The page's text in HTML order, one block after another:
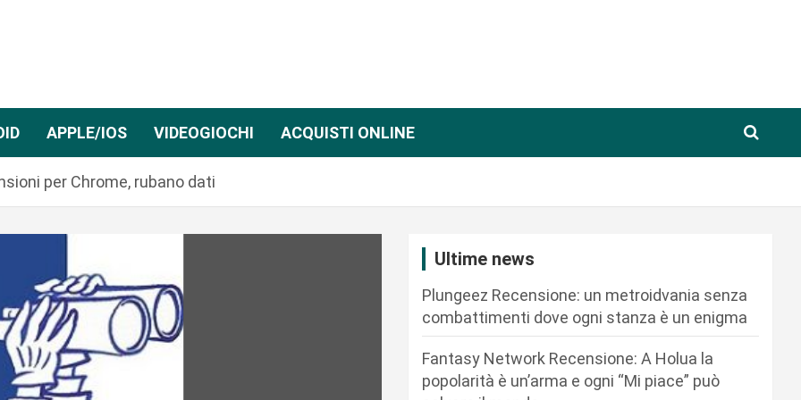
APPLE/IOS VIDEOGIOCHI ACQUISTI ONLINE
per Chrome, rubano dati
Ultime news
Plungeez Recensione: un metroidvania senza
combattimenti dove ogni stanza è un enigma
Fantasy Network Recensione: A Holua la
popolarità è un’arma e ogni “Mi piace” può